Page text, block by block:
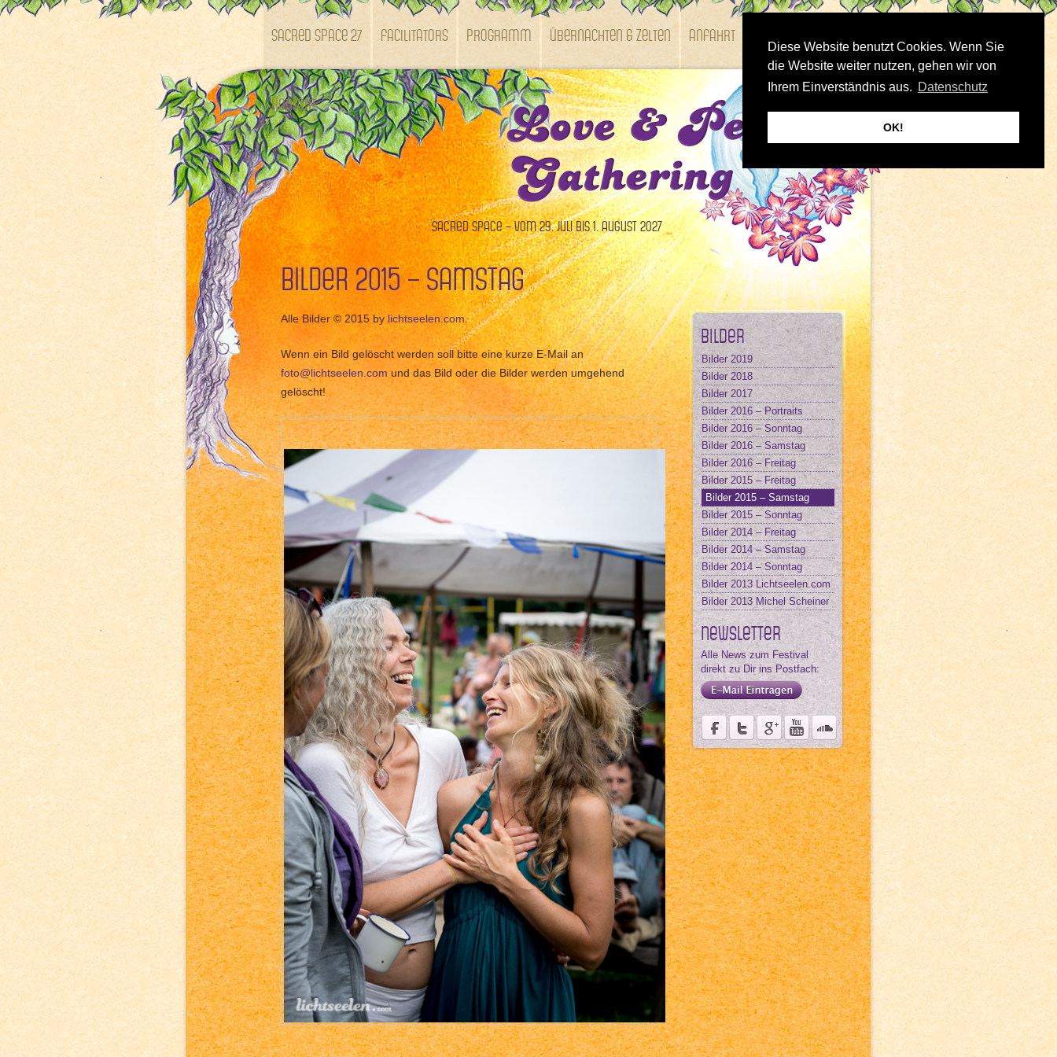
Diese Website benutzt Cookies. Wenn Sie
die Website weiter nutzen, gehen wir von
Ihrem Einverständnis aus. Datenschutz
OK!
SACRED SPACE 27 Facilitators Programm Übernachten & Zelten Anfahrt Bilder
Kontakt
Sacred Space – vom 29. Juli bis 1. August 2027
Bilder 2015 – Samstag
Alle Bilder © 2015 bylichtseelen.com.
Wenn ein Bild gelöscht werden soll bitte eine kurze E-Mail an
foto@lichtseelen.comund das Bild oder die Bilder werden umgehend
gelöscht!
Bilder
Bilder 2019
Bilder 2018
Bilder 2017
Bilder 2016 – Portraits
Bilder 2016 – Sonntag
Bilder 2016 – Samstag
Bilder 2016 – Freitag
Bilder 2015 – Freitag
Bilder 2015 – Samstag
Bilder 2015 – Sonntag
Bilder 2014 – Freitag
Bilder 2014 – Samstag
Bilder 2014 – Sonntag
Bilder 2013 Lichtseelen.com
Bilder 2013 Michel Scheiner
Newsletter
Alle News zum Festival
direkt zu Dir ins Postfach: